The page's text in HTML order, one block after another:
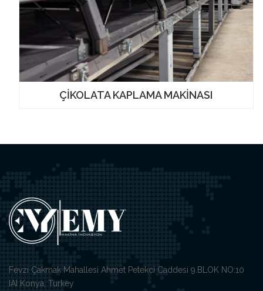
ÇİKOLATA KAPLAMA MAKİNASI
Fevzi Çakmak Mahallesi Ahmet Petekci Caddesi 9.BLOK NO:10
IAI Konya, Turkey